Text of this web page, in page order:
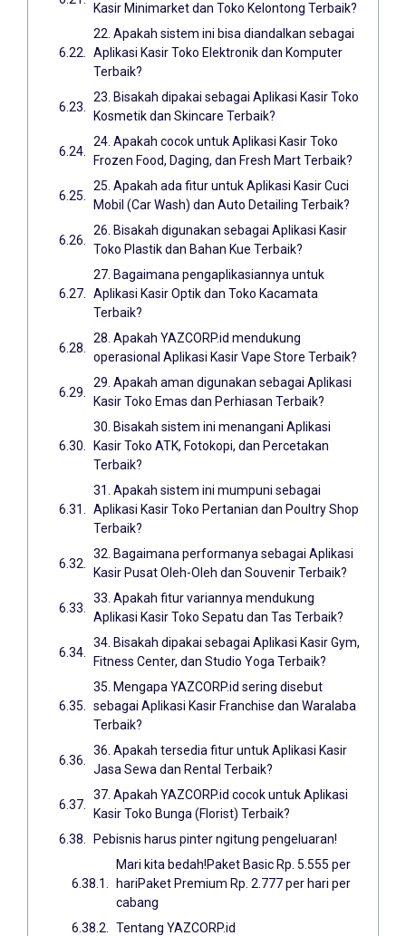
Kasir Minimarket dan Toko Kelontong Terbaik?
22. Apakah sistem ini bisa diandalkan sebagai
Aplikasi Kasir Toko Elektronik dan Komputer
Terbaik?
23. Bisakah dipakai sebagai Aplikasi Kasir Toko
Kosmetik dan Skincare Terbaik?
24. Apakah cocok untuk Aplikasi Kasir Toko
Frozen Food, Daging, dan Fresh Mart Terbaik?
25. Apakah ada fitur untuk Aplikasi Kasir Cuci
Mobil (Car Wash) dan Auto Detailing Terbaik?
26. Bisakah digunakan sebagai Aplikasi Kasir
Toko Plastik dan Bahan Kue Terbaik?
27. Bagaimana pengaplikasiannya untuk
Aplikasi Kasir Optik dan Toko Kacamata
Terbaik?
28. Apakah YAZCORP.id mendukung
operasional Aplikasi Kasir Vape Store Terbaik?
29. Apakah aman digunakan sebagai Aplikasi
Kasir Toko Emas dan Perhiasan Terbaik?
30. Bisakah sistem ini menangani Aplikasi
Kasir Toko ATK, Fotokopi, dan Percetakan
Terbaik?
31. Apakah sistem ini mumpuni sebagai
Aplikasi Kasir Toko Pertanian dan Poultry Shop
Terbaik?
32. Bagaimana performanya sebagai Aplikasi
Kasir Pusat Oleh-Oleh dan Souvenir Terbaik?
33. Apakah fitur variannya mendukung
Aplikasi Kasir Toko Sepatu dan Tas Terbaik?
34. Bisakah dipakai sebagai Aplikasi Kasir Gym,
Fitness Center, dan Studio Yoga Terbaik?
35. Mengapa YAZCORP.id sering disebut
sebagai Aplikasi Kasir Franchise dan Waralaba
Terbaik?
36. Apakah tersedia fitur untuk Aplikasi Kasir
Jasa Sewa dan Rental Terbaik?
37. Apakah YAZCORP.id cocok untuk Aplikasi
Kasir Toko Bunga (Florist) Terbaik?
Pebisnis harus pinter ngitung pengeluaran!
Mari kita bedah!Paket Basic Rp. 5.555 per
hariPaket Premium Rp. 2.777 per hari per
cabang
Tentang YAZCORP.id